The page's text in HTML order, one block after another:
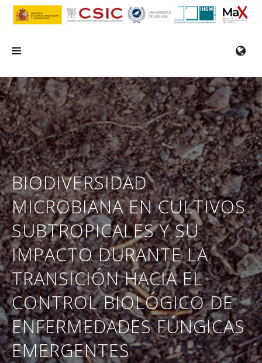
INICIO
EL IHSM
INVESTIGACIÓN
SERVICIOS
FORMACIÓN/SEMINARIOS
EMPLEO
COMUNICACIÓN
CONTACTO
BIODIVERSIDAD
MICROBIANA EN CULTIVOS
SUBTROPICALES Y SU
IMPACTO DURANTE LA
TRANSICIÓN HACIA EL
CONTROL BIOLÓGICO DE
ENFERMEDADES FÚNGICAS
EMERGENTES